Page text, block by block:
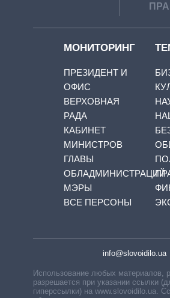
МОНИТОРИНГ
ПРЕЗИДЕНТ И
ОФИС
ВЕРХОВНАЯ
РАДА
КАБИНЕТ
МИНИСТРОВ
ГЛАВЫ
ОБЛАДМИНИСТРАЦИЙ
МЭРЫ
ВСЕ ПЕРСОНЫ
info@slovoidilo.ua
Использование любых материалов,
разрешается при указании ссылки
гиперссылки) на www.slovoidilo.ua.